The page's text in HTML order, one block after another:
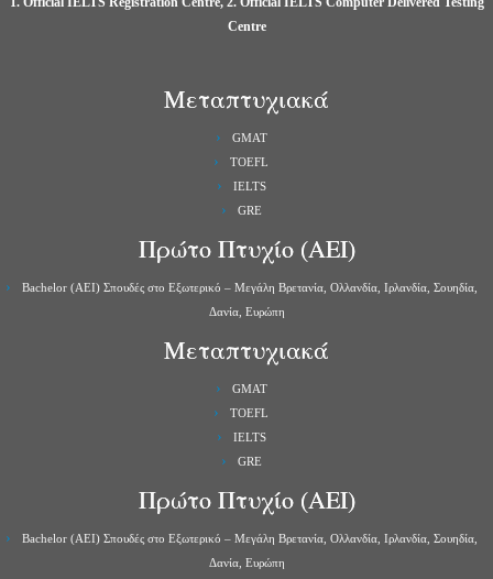
Centre
Μεταπτυχιακά
GMAT
TOEFL
IELTS
GRE
Πρώτο Πτυχίο (ΑΕΙ)
Bachelor (ΑΕΙ) Σπουδές στο Εξωτερικό – Μεγάλη Βρετανία, Ολλανδία, Ιρλανδία, Σουηδία,
Δανία, Ευρώπη
Μεταπτυχιακά
GMAT
TOEFL
IELTS
GRE
Πρώτο Πτυχίο (ΑΕΙ)
Bachelor (ΑΕΙ) Σπουδές στο Εξωτερικό – Μεγάλη Βρετανία, Ολλανδία, Ιρλανδία, Σουηδία,
Δανία, Ευρώπη